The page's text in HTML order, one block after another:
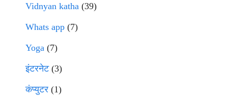
Vidnyan katha (39)
Whats app (7)
Yoga (7)
इंटरनेट(3)
कंप्युटर (1)